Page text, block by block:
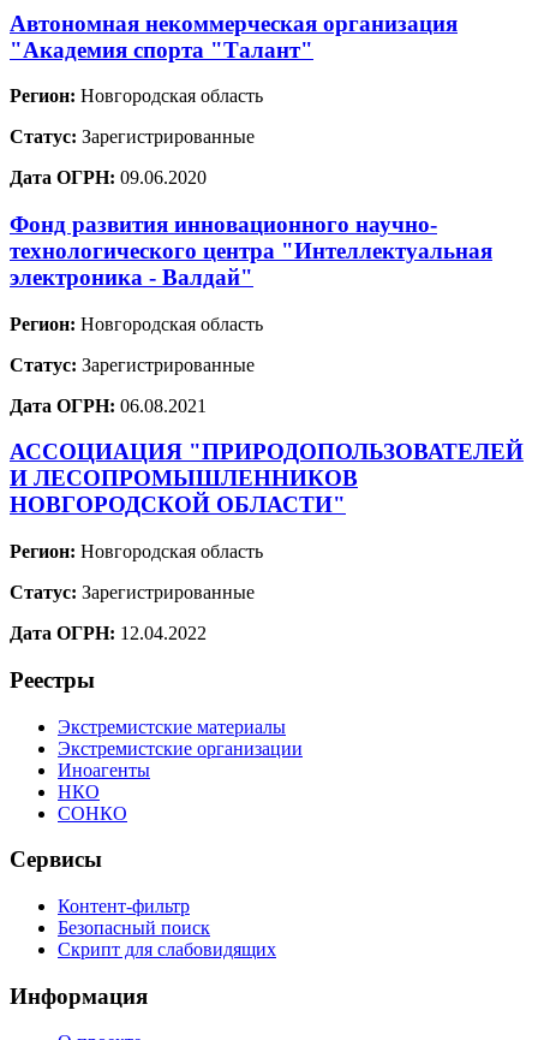
Автономная некоммерческая организация
"Академия спорта "Талант"
Регион: Новгородская область
Статус: Зарегистрированные
Дата ОГРН: 09.06.2020
Фонд развития инновационного научно-
технологического центра "Интеллектуальная
электроника - Валдай"
Регион: Новгородская область
Статус: Зарегистрированные
Дата ОГРН: 06.08.2021
АССОЦИАЦИЯ "ПРИРОДОПОЛЬЗОВАТЕЛЕЙ
И ЛЕСОПРОМЫШЛЕННИКОВ
НОВГОРОДСКОЙ ОБЛАСТИ"
Регион: Новгородская область
Статус: Зарегистрированные
Дата ОГРН: 12.04.2022
Реестры
Экстремистские материалы
Экстремистские организации
Иноагенты
НКО
СОНКО
Сервисы
Контент-фильтр
Безопасный поиск
Скрипт для слабовидящих
Информация